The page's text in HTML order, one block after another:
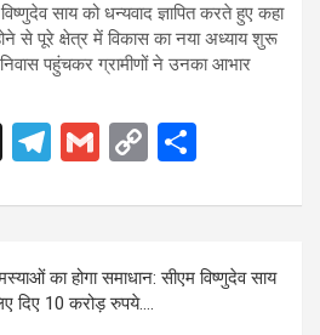
साय को धन्यवाद ज्ञापित करते हुए कहा
से पूरे क्षेत्र में विकास का नया अध्याय शुरू
निवास पहुंचकर ग्रामीणों ने उनका आभार
X
T
e
gr
a
G
ail
C
py
Li
n
ar
e
का होगा समाधान: सीएम विष्णुदेव साय
दिए 10 करोड़ रुपये….